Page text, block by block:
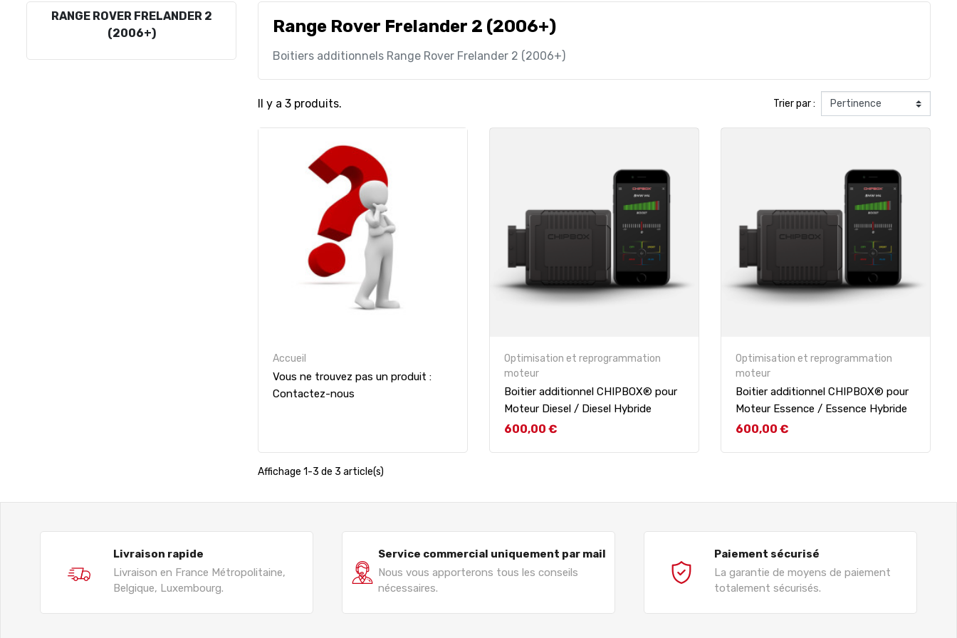
RANGE ROVER FRELANDER 2
(2006+)
Range Rover Frelander 2 (2006+)
Boitiers additionnels Range Rover Frelander 2 (2006+)
Il y a 3 produits. Trier par :
Accueil
Vous ne trouvez pas un produit :
Contactez-nous
Optimisation et reprogrammation
moteur
Boitier additionnel CHIPBOX® pour
Moteur Diesel / Diesel Hybride
Prix
600,00 €
Optimisation et reprogrammation
moteur
Boitier additionnel CHIPBOX® pour
Moteur Essence / Essence Hybride
Prix
600,00 €
Affichage 1-3 de 3 article(s)
Livraison rapide
Livraison en France Métropolitaine,
Belgique, Luxembourg.
Service commercial uniquement par mail
Nous vous apporterons tous les conseils
nécessaires.
Paiement sécurisé
La garantie de moyens de paiement
totalement sécurisés.